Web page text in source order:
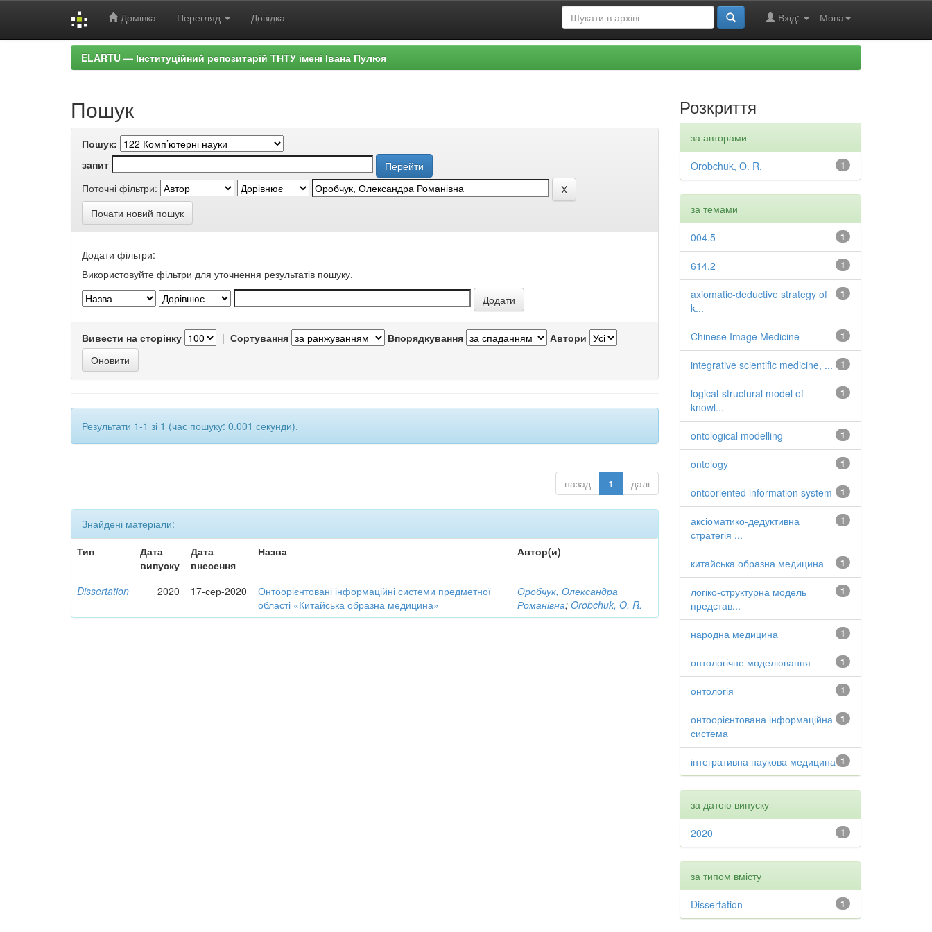
Домівка Перегляд Довідка Мова
Вхід:
ELARTU — Інституційний репозитарій ТНТУ імені Івана Пулюя
Пошук
Пошук:
запит
Поточні фільтри:
Почати новий пошук
Додати фільтри:
Використовуйте фільтри для уточнення результатів пошуку.
Вивести на сторінку | Сортування Впорядкування Автори
Результати 1-1 зі 1 (час пошуку: 0.001 секунди).
назад 1 далі
Знайдені матеріали:
Тип
Дата
випуску
Дата
внесення
Назва Автор(и)
Dissertation 2020 17-сер-2020
Онтоорієнтовані інформаційні системи предметної
області «Китайська образна медицина»
Оробчук, Олександра
Романівна;Orobchuk, O. R.
Розкриття
за авторами
1
Orobchuk, O. R.
за темами
1
004.5
1
614.2
1
axiomatic-deductive strategy of
k...
1
Chinese Image Medicine
1
integrative scientific medicine, ...
1
logical-structural model of
knowl...
1
ontological modelling
1
ontology
1
ontooriented information system
1
аксіоматико-дедуктивна
стратегія ...
1
китайська образна медицина
1
логіко-структурна модель
представ...
1
народна медицина
1
онтологічне моделювання
1
онтологія
1
онтоорієнтована інформаційна
система
1
інтегративна наукова медицина
за датою випуску
1
2020
за типом вмісту
1
Dissertation